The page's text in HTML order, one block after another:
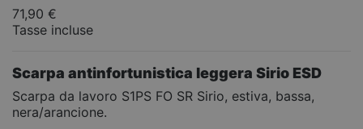
71,90 €
Tasse incluse
Scarpa antinfortunistica leggera Sirio ESD
Scarpa da lavoro S1PS FO SR Sirio, estiva, bassa,
nera/arancione.